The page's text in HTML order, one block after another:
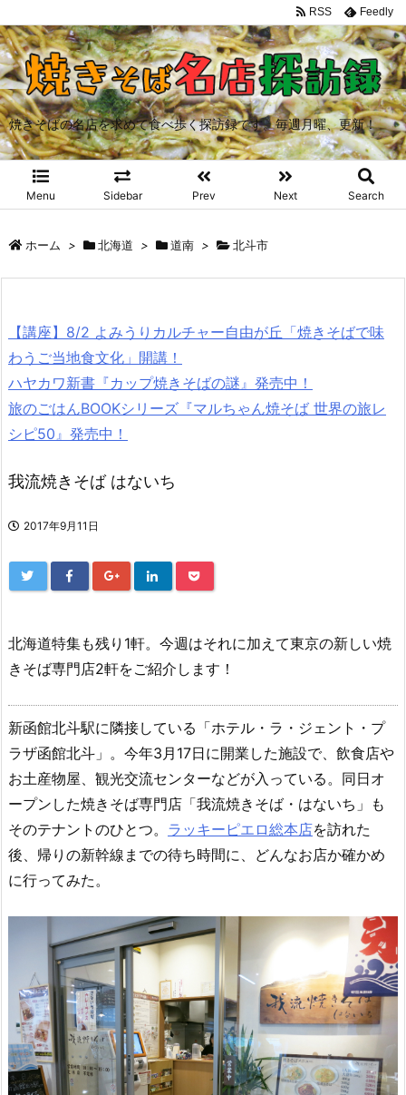
焼きそばの名店を求めて食べ歩く探訪録です。毎週月曜、更新！
Menu Sidebar Prev Next Search
RSS Feedly
ホーム > 北海道 > 道南 > 北斗市
【講座】8/2 よみうりカルチャー自由が丘「焼きそばで味
わうご当地食文化」開講！
ハヤカワ新書『カップ焼きそばの謎』発売中！
旅のごはんBOOKシリーズ『マルちゃん焼そば 世界の旅レ
シピ50』発売中！
我流焼きそば はないち
2017年9月11日
北海道特集も残り1軒。今週はそれに加えて東京の新しい焼
きそば専門店2軒をご紹介します！
新函館北斗駅に隣接している「ホテル・ラ・ジェント・プ
ラザ函館北斗」。今年3月17日に開業した施設で、飲食店や
お土産物屋、観光交流センターなどが入っている。同日オ
ープンした焼きそば専門店「我流焼きそば・はないち」も
そのテナントのひとつ。 ラッキーピエロ総本店を訪れた
後、帰りの新幹線までの待ち時間に、どんなお店か確かめ
に行ってみた。